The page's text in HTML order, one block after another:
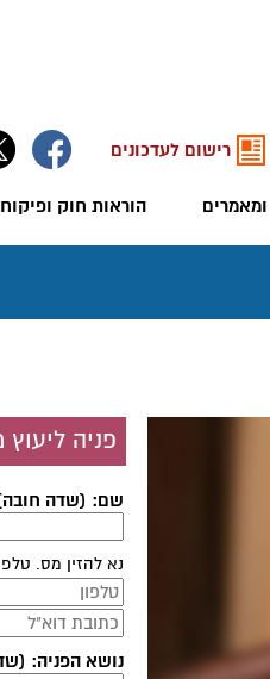
הוראות חוק ופיקוח
רישום לעדכונים
פניה
שם: (שדה
נא להזין מס.
נושא הפניה: